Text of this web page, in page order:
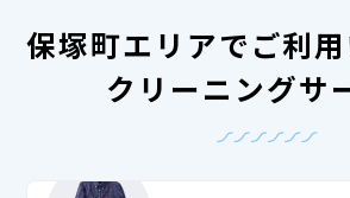
保塚町エリアでご利
クリーニングサ